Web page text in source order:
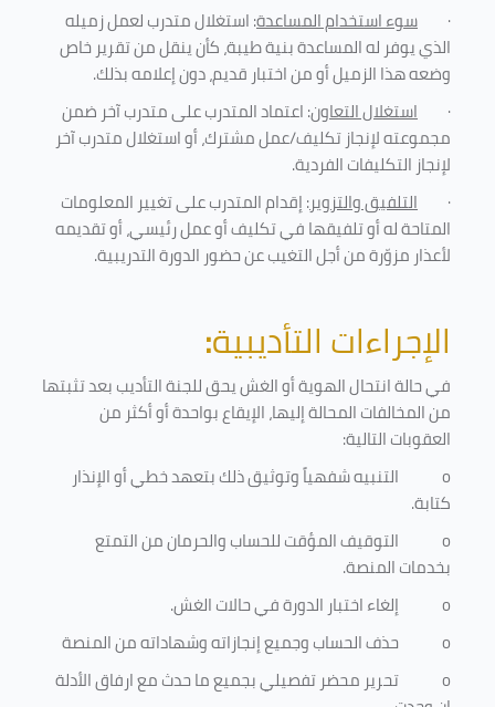
· سوء استخدام المساعدة: استغلال متدرب لعمل زميله
الذي يوفر له المساعدة بنية طيبة، كأن ينقل من تقرير خاص
وضعه هذا الزميل أو من اختبار قديم، دون إعلامه بذلك.
· استغلال التعاون: اعتماد المتدرب على متدرب آخر ضمن
مجموعته لإنجاز تكليف/عمل مشترك، أو استغلال متدرب آخر
لإنجاز التكليفات الفردية.
· التلفيق والتزوير: إقدام المتدرب على تغيير المعلومات
المتاحة له أو تلفيقها في تكليف أو عمل رئيسي، أو تقديمه
لأعذار مزوّرة من أجل التغيب عن حضور الدورة التدريبية.
الإجراءات التأديبية:
في حالة انتحال الهوية أو الغش يحق للجنة التأديب بعد تثبتها
من المخالفات المحالة إليها، الإيقاع بواحدة أو أكثر من
العقوبات التالية:
o
التنبيه شفهياً وتوثيق ذلك بتعهد خطي أو الإنذار
كتابة.
o
التوقيف المؤقت للحساب والحرمان من التمتع
بخدمات المنصة.
o
إلغاء اختبار الدورة في حالات الغش.
o
حذف الحساب وجميع إنجازاته وشهاداته من المنصة
o
تحرير محضر تفصيلي بجميع ما حدث مع ارفاق الأدلة